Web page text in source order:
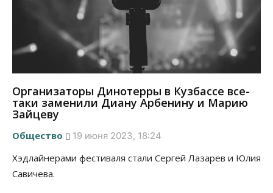
Организаторы Динотерры в Кузбассе все-
таки заменили Диану Арбенину и Марию
Зайцеву
Общество 19 июня 2023, 18:24
Хэдлайнерами фестиваля стали Сергей Лазарев и Юлия
Савичева.